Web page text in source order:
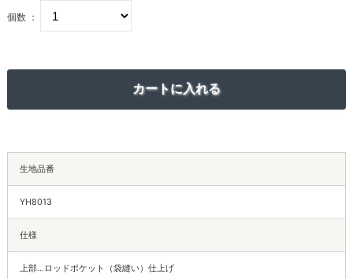
個数 ：
生地品番
YH8013
仕様
上部…ロッドポケット（袋縫い）仕上げ